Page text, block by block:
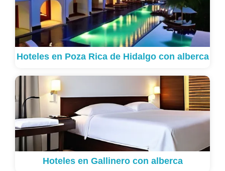
Hoteles en Poza Rica de Hidalgo con alberca
Hoteles en Gallinero con alberca